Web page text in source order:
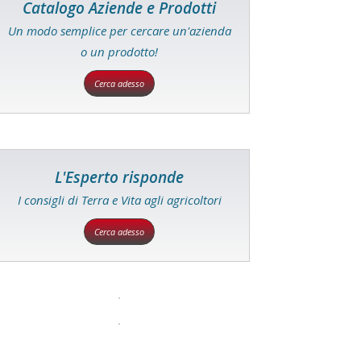
Catalogo Aziende e Prodotti
Un modo semplice per cercare un'azienda
o un prodotto!
Cerca adesso
L'Esperto risponde
I consigli di Terra e Vita agli agricoltori
Cerca adesso